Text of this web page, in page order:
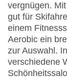
vergnügen.
gut für
einem
Aerobic ein
zur Auswahl.
verschiedene